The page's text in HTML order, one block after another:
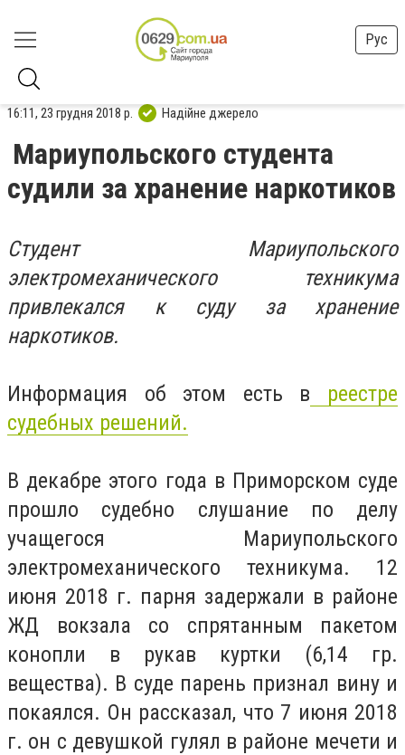
Рус
16:11, 23 грудня 2018 р. Надійне джерело
Мариупольского студента
судили за хранение наркотиков
Студент Мариупольского
электромеханического техникума
привлекался к суду за хранение
наркотиков.
Информация об этом есть в реестре
судебных решений.
В декабре этого года в Приморском суде
прошло судебно слушание по делу
учащегося Мариупольского
электромеханического техникума. 12
июня 2018 г. парня задержали в районе
ЖД вокзала со спрятанным пакетом
конопли в рукав куртки (6,14 гр.
вещества). В суде парень признал вину и
покаялся. Он рассказал, что 7 июня 2018
г. он с девушкой гулял в районе мечети и